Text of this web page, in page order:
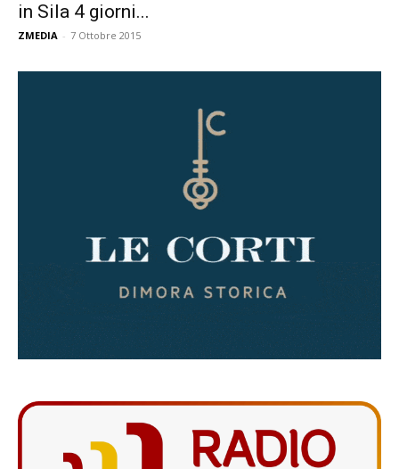
in Sila 4 giorni...
ZMEDIA - 7 Ottobre 2015